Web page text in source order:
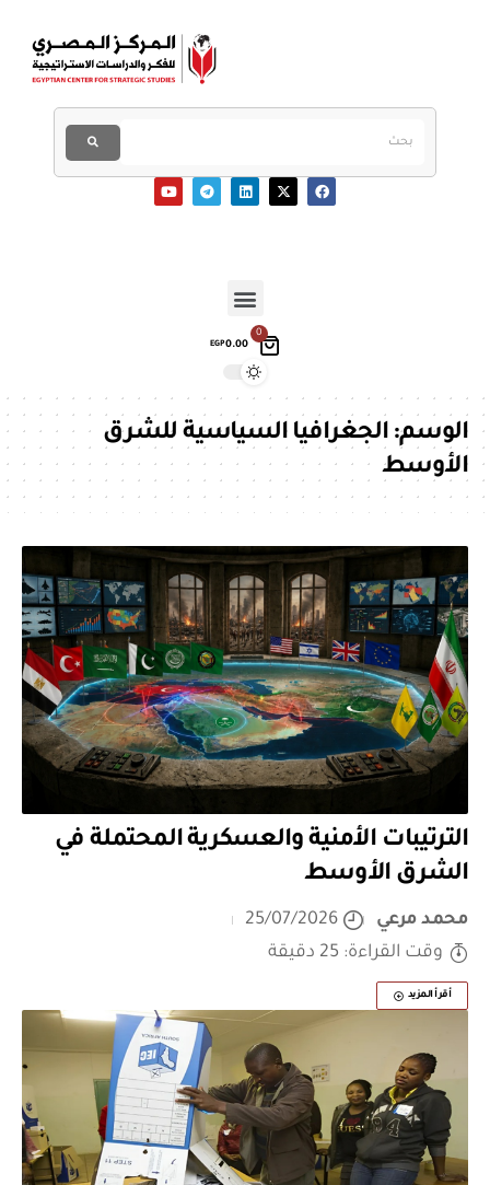
0
EGP0.00
الوسم:الجغرافيا السياسية للشرق
الأوسط
الترتيبات الأمنية والعسكرية المحتملة في
الشرق الأوسط
محمد مرعي
25/07/2026
وقت القراءة: 25 دقيقة
أقرأ المزيد